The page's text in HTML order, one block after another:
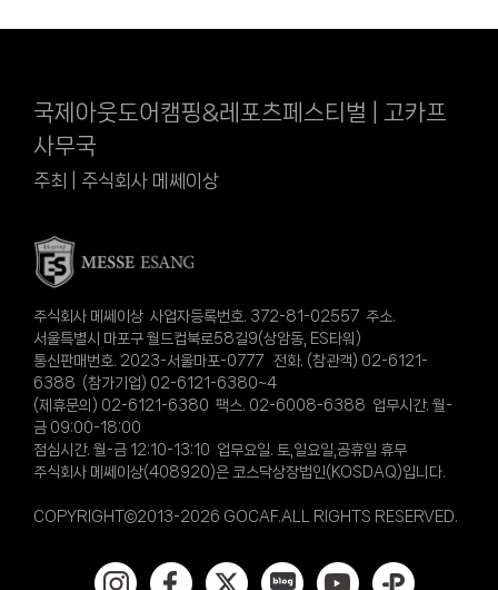
국제아웃도어캠핑&레포츠페스티벌 | 고카프
사무국
주최 | 주식회사 메쎄이상
주식회사 메쎄이상 사업자등록번호. 372-81-02557 주소.
서울특별시 마포구 월드컵북로58길9(상암동, ES타워)
통신판매번호. 2023-서울마포-0777 전화. (참관객) 02-6121-
6388 (참가기업) 02-6121-6380~4
(제휴문의) 02-6121-6380 팩스. 02-6008-6388 업무시간. 월-
금 09:00-18:00
점심시간. 월-금 12:10-13:10 업무요일. 토,일요일,공휴일 휴무
주식회사 메쎄이상(408920)은 코스닥상장법인(KOSDAQ)입니다.
COPYRIGHT©2013-2026 GOCAF.ALL RIGHTS RESERVED.